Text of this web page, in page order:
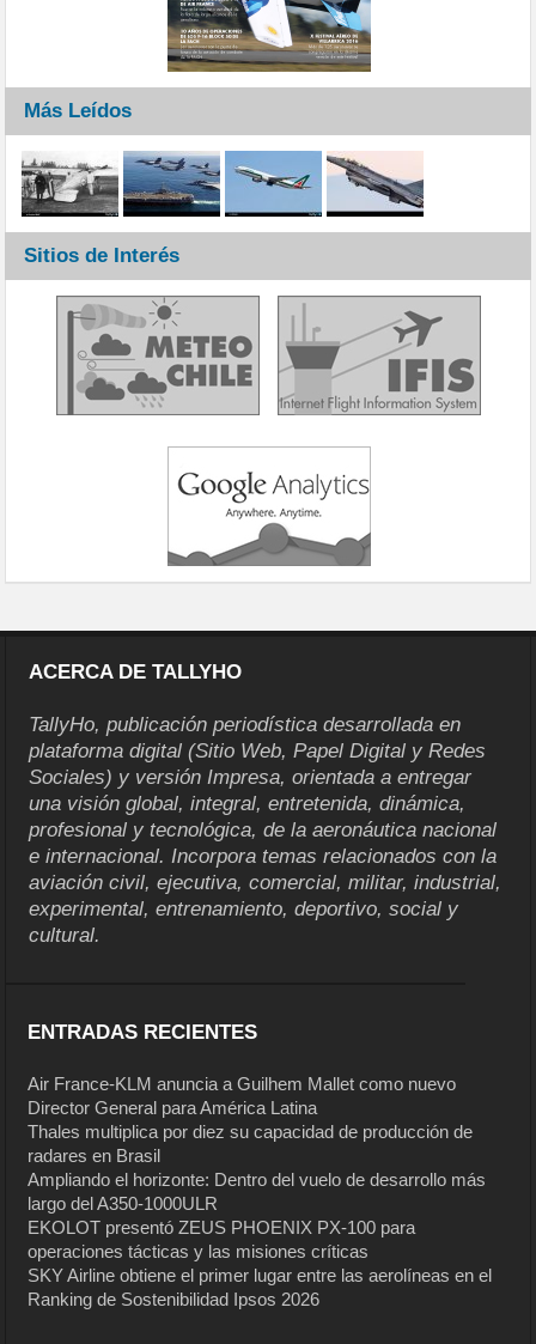
Más Leídos
Sitios de Interés
ACERCA DE TALLYHO
TallyHo, publicación periodística desarrollada en
plataforma digital (Sitio Web, Papel Digital y Redes
Sociales) y versión Impresa, orientada a entregar
una visión global, integral, entretenida, dinámica,
profesional y tecnológica, de la aeronáutica nacional
e internacional. Incorpora temas relacionados con la
aviación civil, ejecutiva, comercial, militar, industrial,
experimental, entrenamiento, deportivo, social y
cultural.
ENTRADAS RECIENTES
Air France-KLM anuncia a Guilhem Mallet como nuevo
Director General para América Latina
Thales multiplica por diez su capacidad de producción de
radares en Brasil
Ampliando el horizonte: Dentro del vuelo de desarrollo más
largo del A350-1000ULR
EKOLOT presentó ZEUS PHOENIX PX-100 para
operaciones tácticas y las misiones críticas
SKY Airline obtiene el primer lugar entre las aerolíneas en el
Ranking de Sostenibilidad Ipsos 2026